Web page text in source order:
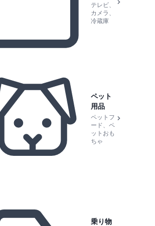
テレビ、
カメラ、
冷蔵庫
ペット
用品
ペットフ
ード、ペ
ットおも
ちゃ
乗り物